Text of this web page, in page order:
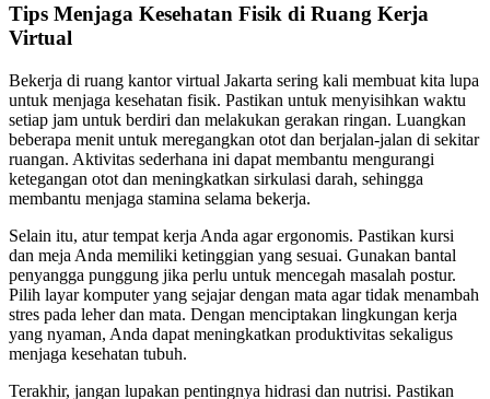
Tips Menjaga Kesehatan Fisik di Ruang Kerja
Virtual
Bekerja di ruang kantor virtual Jakarta sering kali membuat kita lupa
untuk menjaga kesehatan fisik. Pastikan untuk menyisihkan waktu
setiap jam untuk berdiri dan melakukan gerakan ringan. Luangkan
beberapa menit untuk meregangkan otot dan berjalan-jalan di sekitar
ruangan. Aktivitas sederhana ini dapat membantu mengurangi
ketegangan otot dan meningkatkan sirkulasi darah, sehingga
membantu menjaga stamina selama bekerja.
Selain itu, atur tempat kerja Anda agar ergonomis. Pastikan kursi
dan meja Anda memiliki ketinggian yang sesuai. Gunakan bantal
penyangga punggung jika perlu untuk mencegah masalah postur.
Pilih layar komputer yang sejajar dengan mata agar tidak menambah
stres pada leher dan mata. Dengan menciptakan lingkungan kerja
yang nyaman, Anda dapat meningkatkan produktivitas sekaligus
menjaga kesehatan tubuh.
Terakhir, jangan lupakan pentingnya hidrasi dan nutrisi. Pastikan